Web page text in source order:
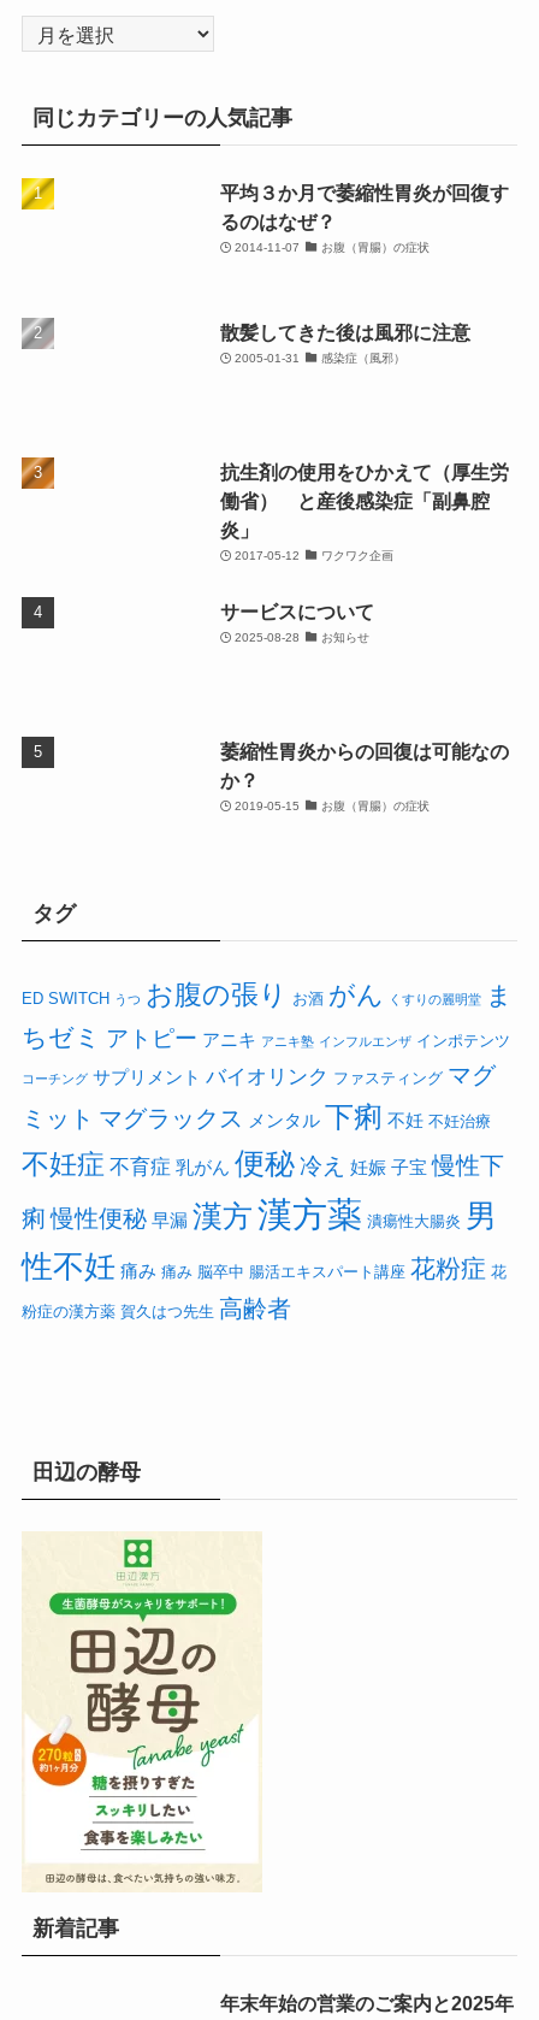
ー
イ
ブ
同じカテゴリーの人気記事
平均３か月で萎縮性胃炎が回復す
るのはなぜ？
2014-11-07 お腹（胃腸）の症状
散髪してきた後は風邪に注意
2005-01-31 感染症（風邪）
抗生剤の使用をひかえて（厚生労
働省） と産後感染症「副鼻腔
炎」
2017-05-12 ワクワク企画
サービスについて
2025-08-28 お知らせ
萎縮性胃炎からの回復は可能なの
か？
2019-05-15 お腹（胃腸）の症状
タグ
ED SWITCH うつ お腹の張り お酒 がん くすりの麗明堂
ま
ちゼミ
アトピー アニキ アニキ塾 インフルエンザ インポテンツ
コーチング サプリメント バイオリンク ファスティング マグ
ミット マグラックス メンタル 下痢 不妊 不妊治療
不妊症 不育症 乳がん 便秘冷え 妊娠 子宝 慢性下
痢 慢性便秘 早漏 漢方漢方薬 潰瘍性大腸炎 男
性不妊 痛み 痛み 脳卒中 腸活エキスパート講座 花粉症 花
粉症の漢方薬 賀久はつ先生 高齢者
田辺の酵母
新着記事
年末年始の営業のご案内と2025年